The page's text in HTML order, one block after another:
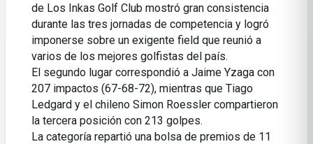
de Los Inkas Golf Club mostró gran consistencia
durante las tres jornadas de competencia y logró
imponerse sobre un exigente field que reunió a
varios de los mejores golfistas del país.
El segundo lugar correspondió a Jaime Yzaga con
207 impactos (67-68-72), mientras que Tiago
Ledgard y el chileno Simon Roessler compartieron
la tercera posición con 213 golpes.
La categoría repartió una bolsa de premios de 11